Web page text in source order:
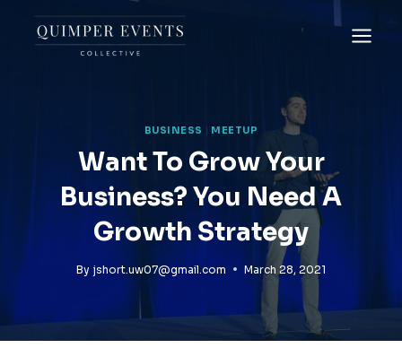
BUSINESS MEETUP
Want To Grow Your
Business? You Need A
Growth Strategy
By jshort.uw07@gmail.com March 28, 2021